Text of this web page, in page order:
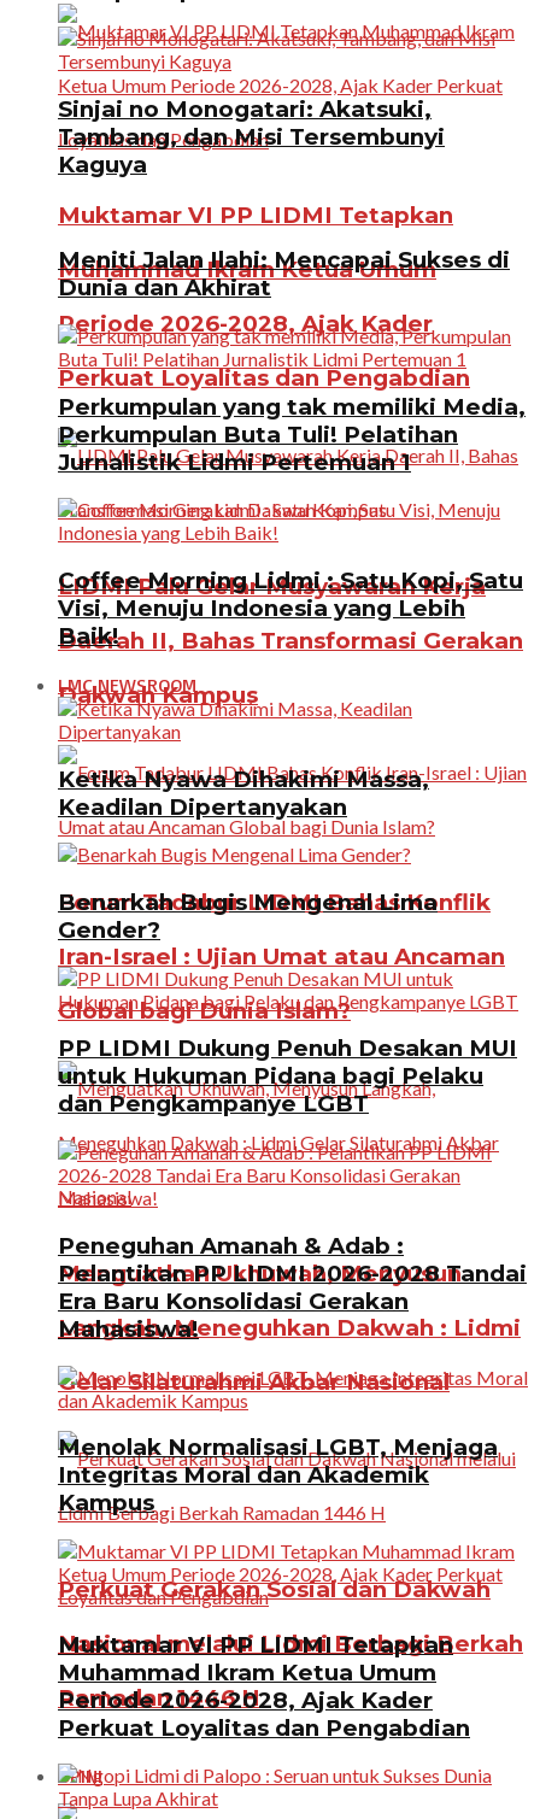
Muktamar VI PP LIDMI Tetapkan
Muhammad Ikram Ketua Umum
Periode 2026-2028, Ajak Kader
Perkuat Loyalitas dan Pengabdian
LIDMI Palu Gelar Musyawarah Kerja
Daerah II, Bahas Transformasi Gerakan
Dakwah Kampus
Forum Tadabur LIDMI Bahas Konflik
Iran-Israel : Ujian Umat atau Ancaman
Global bagi Dunia Islam?
Menguatkan Ukhuwah, Menyusun
Langkah, Meneguhkan Dakwah : Lidmi
Gelar Silaturahmi Akbar Nasional
Perkuat Gerakan Sosial dan Dakwah
Nasional melalui Lidmi Berbagi Berkah
Ramadan 1446 H
OPINI
Sinjai no Monogatari: Akatsuki,
Tambang, dan Misi Tersembunyi
Kaguya
Meniti Jalan Ilahi: Mencapai Sukses di
Dunia dan Akhirat
Perkumpulan yang tak memiliki Media,
Perkumpulan Buta Tuli! Pelatihan
Jurnalistik Lidmi Pertemuan 1
Coffee Morning Lidmi : Satu Kopi, Satu
Visi, Menuju Indonesia yang Lebih
Baik!
LMC NEWSROOM
Ketika Nyawa Dihakimi Massa,
Keadilan Dipertanyakan
Benarkah Bugis Mengenal Lima
Gender?
PP LIDMI Dukung Penuh Desakan MUI
untuk Hukuman Pidana bagi Pelaku
dan Pengkampanye LGBT
Peneguhan Amanah & Adab :
Pelantikan PP LIDMI 2026-2028 Tandai
Era Baru Konsolidasi Gerakan
Mahasiswa!
Menolak Normalisasi LGBT, Menjaga
Integritas Moral dan Akademik
Kampus
Muktamar VI PP LIDMI Tetapkan
Muhammad Ikram Ketua Umum
Periode 2026-2028, Ajak Kader
Perkuat Loyalitas dan Pengabdian